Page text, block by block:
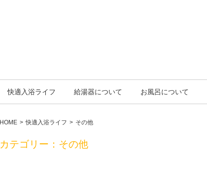
快適入浴ライフ 給湯器について お風呂について
HOME 快適入浴ライフ その他
カテゴリー：その他